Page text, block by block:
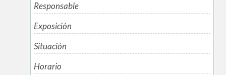
Responsable
Exposición
Situación
Horario